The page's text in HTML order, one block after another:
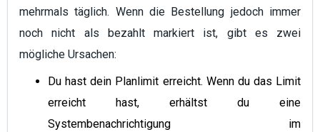
mehrmals täglich. Wenn die Bestellung jedoch immer
noch nicht als bezahlt markiert ist, gibt es zwei
mögliche Ursachen:
Du hast dein Planlimit erreicht. Wenn du das Limit
erreicht hast, erhältst du eine
Systembenachrichtigung im